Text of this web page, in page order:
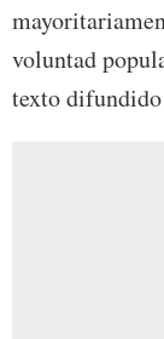
voluntad
texto